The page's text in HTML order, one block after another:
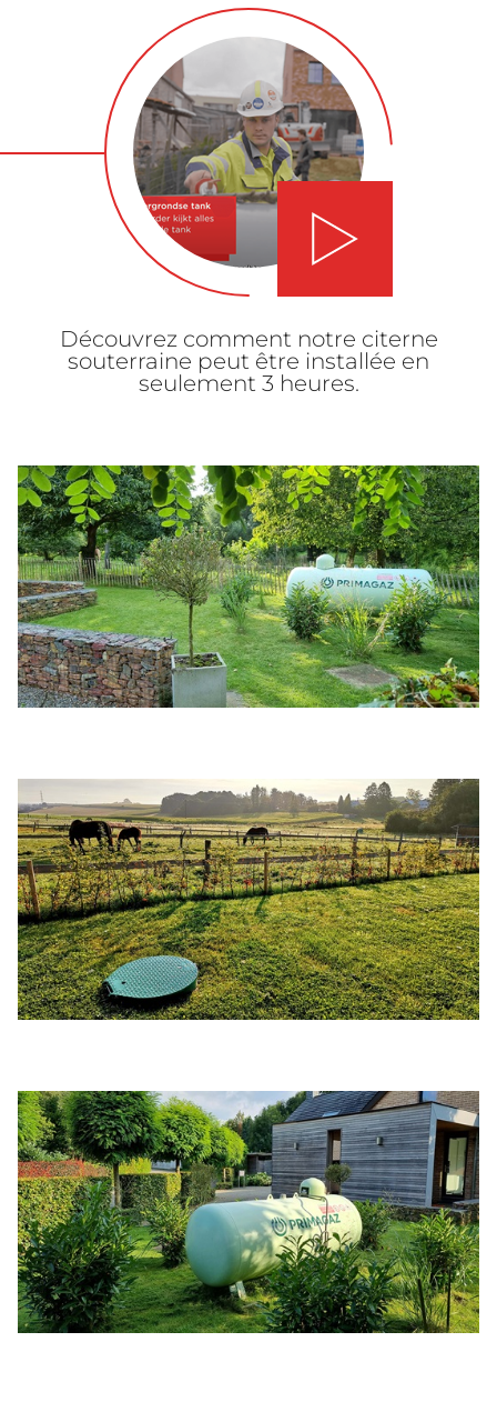
Lancer la vidéo
Découvrez comment notre citerne
souterraine peut être installée en
seulement 3 heures.